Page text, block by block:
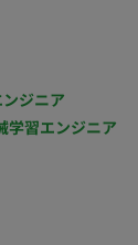
ームと密
通りで
ーと議論
を深く理
リーを作
ビスを利
ジニア
学習エンジニア